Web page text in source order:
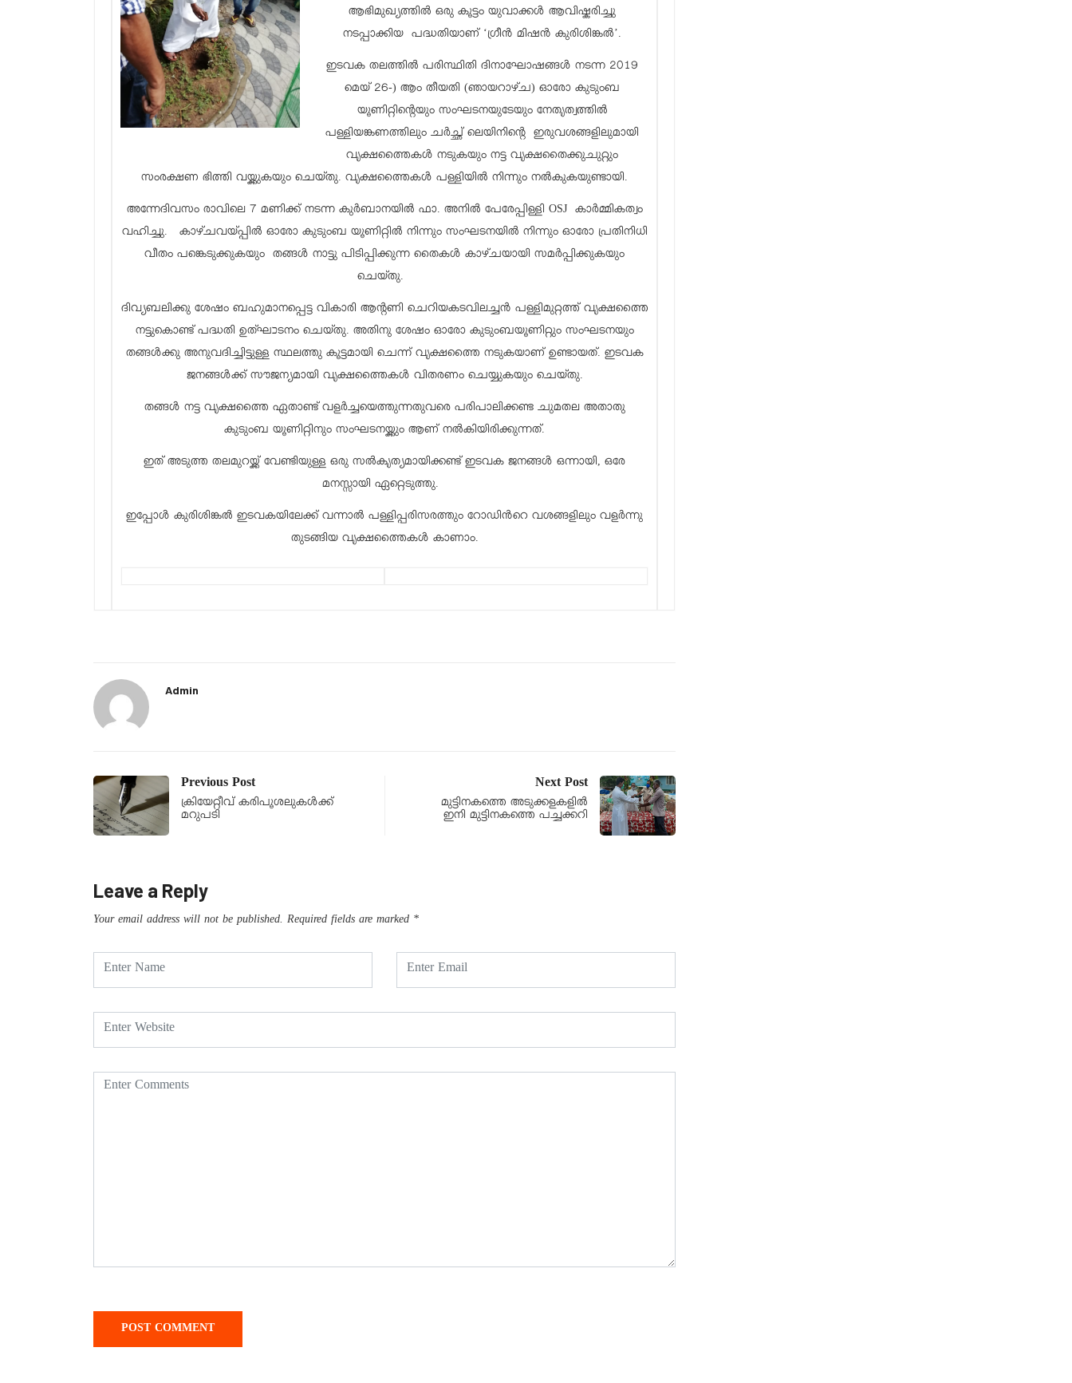
ആഭിമുഖ്യത്തിൽ ഒരു കൂട്ടം യുവാക്കൾ ആവിഷ്കരിച്ചു
നടപ്പാക്കിയ പദ്ധതിയാണ് ‘ഗ്രീൻ മിഷൻ കുരിശിങ്കൽ’.
ഇടവക തലത്തിൽ പരിസ്ഥിതി ദിനാഘോഷങ്ങൾ നടന്ന 2019
മെയ് 26-) ആം തീയതി (ഞായറാഴ്ച) ഓരോ കുടുംബ
യൂണിറ്റിന്റെയും സംഘടനയുടേയും നേതൃത്വത്തിൽ
പള്ളിയങ്കണത്തിലും ചർച്ഛ് ലെയിനിന്റെ ഇരുവശങ്ങളിലുമായി
വൃക്ഷത്തൈകൾ നടുകയും നട്ട വൃക്ഷതൈക്കുചുറ്റും
സംരക്ഷണ ഭിത്തി വയ്ക്കുകയും ചെയ്തു. വൃക്ഷത്തൈകൾ പള്ളിയിൽ നിന്നും നൽകുകയുണ്ടായി.
അന്നേദിവസം രാവിലെ 7 മണിക്ക് നടന്ന കുർബാനയിൽ ഫാ. അനിൽ പേരേപ്പിള്ളി OSJ കാർമ്മികത്വം
വഹിച്ചു. കാഴ്ചവയ്‌പ്പിൽ ഓരോ കുടുംബ യൂണിറ്റിൽ നിന്നും സംഘടനയിൽ നിന്നും ഓരോ പ്രതിനിധി
വീതം പങ്കെടുക്കുകയും തങ്ങൾ നാട്ടു പിടിപ്പിക്കുന്ന തൈകൾ കാഴ്ചയായി സമർപ്പിക്കുകയും
ചെയ്തു.
ദിവ്യബലിക്കു ശേഷം ബഹുമാനപ്പെട്ട വികാരി ആന്റണി ചെറിയകടവിലച്ചൻ പള്ളിമുറ്റത്ത് വൃക്ഷത്തൈ
നട്ടുകൊണ്ട് പദ്ധതി ഉത്ഘכടനം ചെയ്തു. അതിനു ശേഷം ഓരോ കുടുംബയൂണിറ്റും സംഘടനയും
തങ്ങൾക്കു അനുവദിച്ചിട്ടുള്ള സ്ഥലത്തു കൂട്ടമായി ചെന്ന് വൃക്ഷത്തൈ നടുകയാണ് ഉണ്ടായത്. ഇടവക
ജനങ്ങൾക്ക്‌ സൗജന്യമായി വൃക്ഷത്തൈകൾ വിതരണം ചെയ്യുകയും ചെയ്തു.
തങ്ങൾ നട്ട വൃക്ഷത്തൈ ഏതാണ്ട് വളർച്ചയെത്തുന്നതുവരെ പരിപാലിക്കണ്ട ചുമതല അതാതു
കുടുംബ യൂണിറ്റിനും സംഘടനയ്ക്കും ആണ് നൽകിയിരിക്കുന്നത്.
ഇത് അടുത്ത തലമുറയ്ക്ക് വേണ്ടിയുള്ള ഒരു സൽകൃത്യമായിക്കണ്ട് ഇടവക ജനങ്ങൾ ഒന്നായി, ഒരേ
മനസ്സായി ഏറ്റെടുത്തു.
ഇപ്പോൾ കുരിശിങ്കൽ ഇടവകയിലേക്ക് വന്നാൽ പള്ളിപ്പരിസരത്തും റോഡിൻറെ വശങ്ങളിലും വളർന്നു
തുടങ്ങിയ വൃക്ഷത്തൈകൾ കാണാം.
Admin
Previous Post
ക്രിയേറ്റീവ് കരിപൂശലുകൾക്ക്
മറുപടി
Next Post
മുട്ടിനകത്തെ അടുക്കളകളിൽ
ഇനി മുട്ടിനകത്തെ പച്ചക്കറി
Leave a Reply
Your email address will not be published. Required fields are marked *